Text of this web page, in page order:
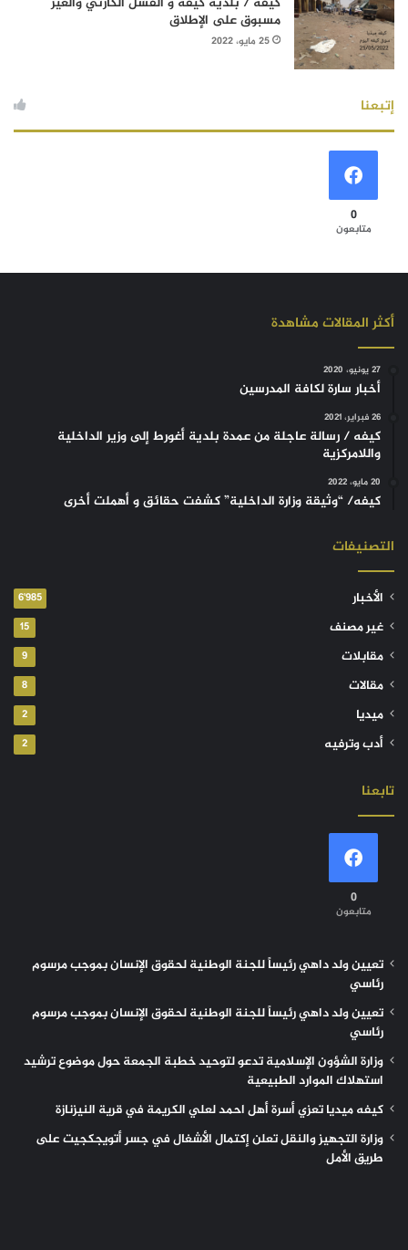
مسبوق على الإطلاق
25 مايو، 2022
إتبعنا
0
متابعون
أكثر المقالات مشاهدة
27 يونيو، 2020
أخبار سارة لكافة المدرسين
26 فبراير، 2021
كيفه / رسالة عاجلة من عمدة بلدية أغورط إلى وزير الداخلية
واللامركزية
20 مايو، 2022
كيفه/ “وثيقة وزارة الداخلية” كشفت حقائق و أهملت أخرى
التصنيفات
الأخبار 6٬985
غير مصنف 15
مقابلات 9
مقالات 8
ميديا 2
أدب وترفيه 2
تابعنا
0
متابعون
تعيين ولد داهي رئيساً للجنة الوطنية لحقوق الإنسان بموجب مرسوم
رئاسي
تعيين ولد داهي رئيساً للجنة الوطنية لحقوق الإنسان بموجب مرسوم
رئاسي
وزارة الشؤون الإسلامية تدعو لتوحيد خطبة الجمعة حول موضوع ترشيد
استهلاك الموارد الطبيعية
كيفه ميديا تعزي أسرة أهل احمد لعلي الكريمة في قرية النيزنازة
وزارة التجهيز والنقل تعلن إكتمال الأشغال في جسر أتويجكجيت على
طريق الأمل